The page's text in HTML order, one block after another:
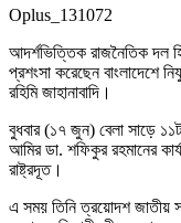
Oplus_131072
আদর্শভিত্তিক রাজনৈতিক দল
প্রশংসা করেছেন বাংলাদেশে
রহিমি জাহানাবাদি।
বুধবার (১৭ জুন) বেলা সাড়ে
আমির ডা. শফিকুর রহমানের
রাষ্ট্রদূত।
এ সময় তিনি ত্রয়োদশ জাতীয়